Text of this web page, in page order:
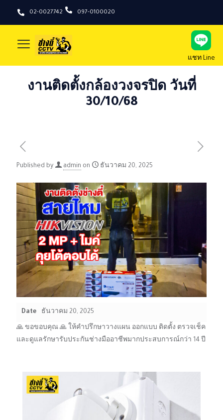
02-0027742 097-0100020
แชท Line
งานติดตั้งกล้องวงจรปิด วันที่
30/10/68
Published by admin on ธันวาคม 20, 2025
Date ธันวาคม 20, 2025
🙏 ขอขอบคุณ 🙏 ให้คำปรึกษาวางแผน ออกแบบ ติดตั้ง ตรวจเช็ค
และดูแลรักษารับประกันช่างมืออาชีพมากประสบการณ์กว่า 14 ปี